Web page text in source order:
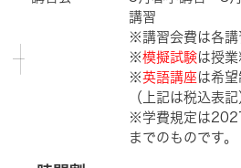
講習
※講習会費は各講
※模擬試験は授業
※英語講座 は希望
（上記は税込表記
※学費規定は
までのものです。